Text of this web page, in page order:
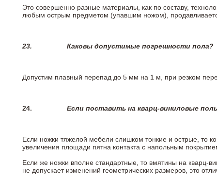
Это совершенно разные материалы, как по составу,
любым острым предметом (упавшим ножом),
23. Каковы допустимые погрешности пола?
Допустим плавный перепад до 5 мм на 1 м, при резком
24. Если поставить на кварц-виниловые
Если ножки тяжелой мебели слишком тонкие и острые, то
увеличения площади пятна контакта с напольным
Если же ножки вполне стандартные, то вмятины на кварц-
не допускает изменений геометрических размеров, это